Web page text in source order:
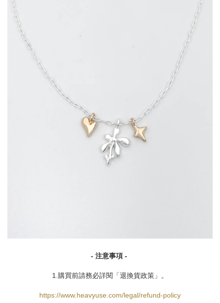
- 注意事項 -
1.購買前請務必詳閱「退換貨政策」。
https://www.heavyuse.com/legal/refund-policy